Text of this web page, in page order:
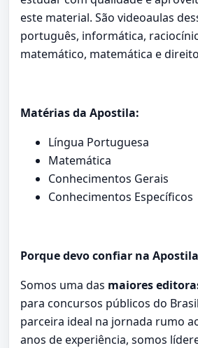
este material. São videoaulas
português, informática,
matemático, matemática e
Matérias da Apostila:
Língua Portuguesa
Matemática
Conhecimentos Gerais
Conhecimentos Específicos
Porque devo confiar na
Somos uma das maiores
para concursos públicos do
parceira ideal na jornada rumo
anos de experiência, somos